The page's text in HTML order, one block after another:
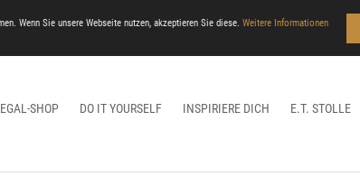
SHOP DO IT YOURSELF INSPIRIERE DICH E.T. STOLLE
Wenn Sie unsere Webseite nutzen, akzeptieren Sie diese. Weitere Informationen